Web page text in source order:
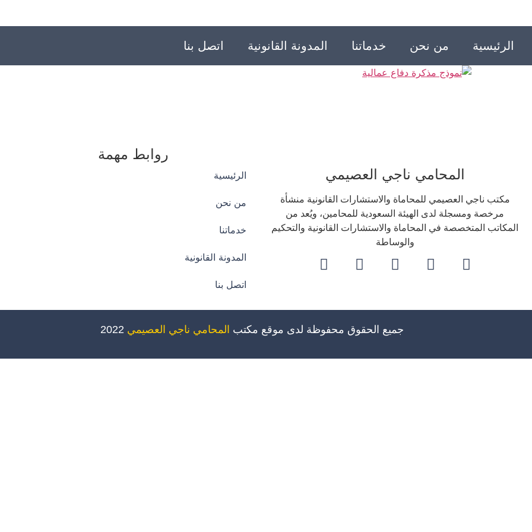
الرئيسية من نحن خدماتنا المدونة القانونية اتصل بنا
المحامي ناجي العصيمي
مكتب ناجي العصيمي للمحاماة والاستشارات القانونية منشأة
مرخصة ومسجلة لدى الهيئة السعودية للمحامين، ويُعد من
المكاتب المتخصصة في المحاماة والاستشارات القانونية والتحكيم
والوساطة
روابط مهمة
الرئيسية
من نحن
خدماتنا
المدونة القانونية
اتصل بنا
جميع الحقوق محفوظة لدى موقع مكتب المحامي ناجي العصيمي